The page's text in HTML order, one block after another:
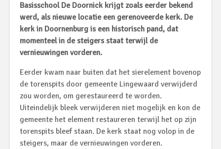
Basisschool De Doornick krijgt zoals eerder bekend
werd, als nieuwe locatie een gerenoveerde kerk. De
kerk in Doornenburg is een historisch pand, dat
momenteel in de steigers staat terwijl de
vernieuwingen vorderen.
Eerder kwam naar buiten dat het sierelement bovenop
de torenspits door gemeente Lingewaard verwijderd
zou worden, om gerestaureerd te worden.
Uiteindelijk bleek verwijderen niet mogelijk en kon de
gemeente het element restaureren terwijl het op zijn
torenspits bleef staan. De kerk staat nog volop in de
steigers, maar de vernieuwingen vorderen.